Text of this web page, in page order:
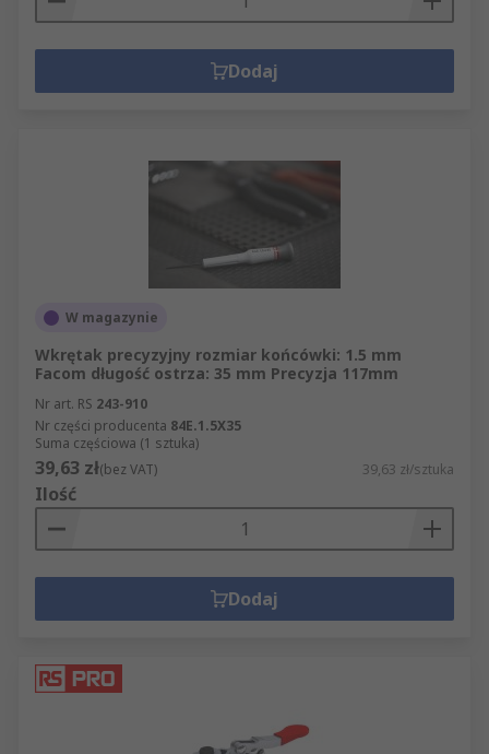
Dodaj
W magazynie
Wkrętak precyzyjny rozmiar końcówki: 1.5 mm
Facom długość ostrza: 35 mm Precyzja 117mm
Nr art. RS 243-910
Nr części producenta 84E.1.5X35
Suma częściowa (1 sztuka)
39,63 zł(bez VAT) 39,63 zł/sztuka
Ilość
Dodaj